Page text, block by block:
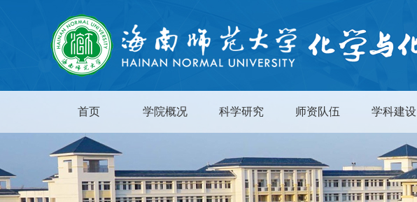
首页 学院概况 科学研究 师资队伍 学科建设